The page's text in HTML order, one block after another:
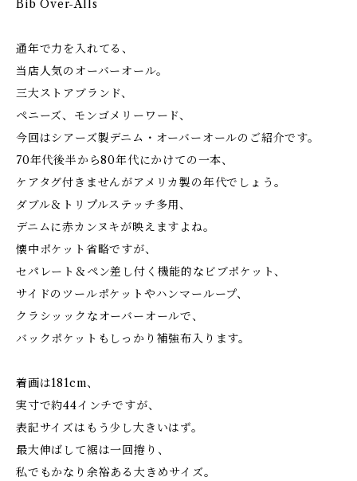
Bib Over-Alls
通年で力を入れてる、
当店人気のオーバーオール。
三大ストアブランド、
ペニーズ、モンゴメリーワード、
今回はシアーズ製デニム・オーバーオールのご紹介です。
70年代後半から80年代にかけての一本、
ケアタグ付きませんがアメリカ製の年代でしょう。
ダブル＆トリプルステッチ多用、
デニムに赤カンヌキが映えますよね。
懐中ポケット省略ですが、
セパレート＆ペン差し付く機能的なビブポケット、
サイドのツールポケットやハンマーループ、
クラシッックなオーバーオールで、
バックポケットもしっかり補強布入ります。
着画は181cm、
実寸で約44インチですが、
表記サイズはもう少し大きいはず。
最大伸ばして裾は一回捲り、
私でもかなり余裕ある大きめサイズ。